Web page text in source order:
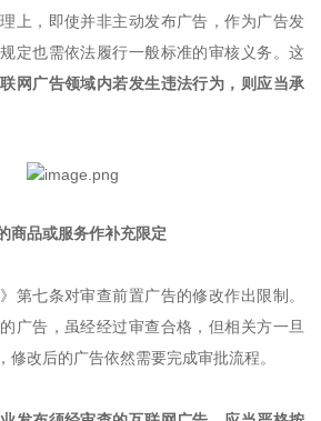
上，即使并非主动发布广告，作为广告发
定也需依法履行一般标准的审核义务。这
网广告领域内若发生违法行为，则应当承
商品或服务作补充限定
第七条对审查前置广告的修改作出限制。
广告，虽经经过审查合格，但相关方一旦
修改后的广告依然需要完成审批流程。